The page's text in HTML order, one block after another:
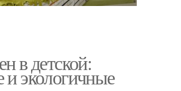
в детской:
и экологичные